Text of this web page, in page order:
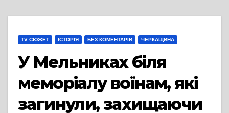
TV СЮЖЕТ ІСТОРІЯ БЕЗ КОМЕНТАРІВ ЧЕРКАЩИНА
У Мельниках біля
меморіалу воїнам, які
загинули, захищаючи